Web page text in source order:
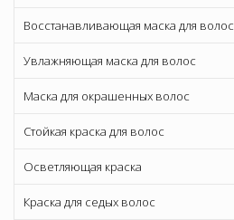
Восстанавливающая маска для волос
Увлажняющая маска для волос
Маска для окрашенных волос
Стойкая краска для волос
Осветляющая краска
Краска для седых волос